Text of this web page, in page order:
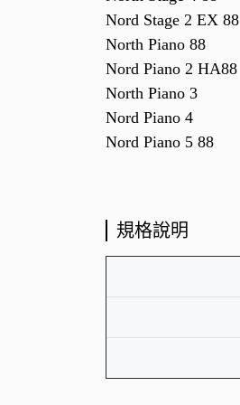
Nord Stage 2 EX 88
North Piano 88
Nord Piano 2 HA88
North Piano 3
Nord Piano 4
Nord Piano 5 88
規格說明